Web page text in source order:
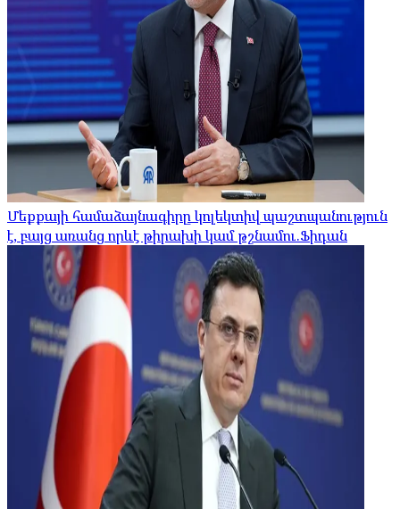
Մեքքայի համաձայնագիրը կոլեկտիվ պաշտպանություն
է, բայց առանց որևէ թիրախի կամ թշնամու.Ֆիդան